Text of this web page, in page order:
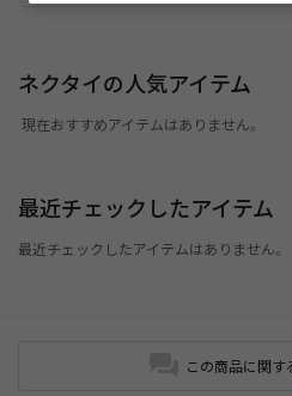
ネクタイの人気アイテム
現在おすすめアイテムはありません。
最近チェックしたアイテム
最近チェックしたアイテムはありません。
この商品に関す